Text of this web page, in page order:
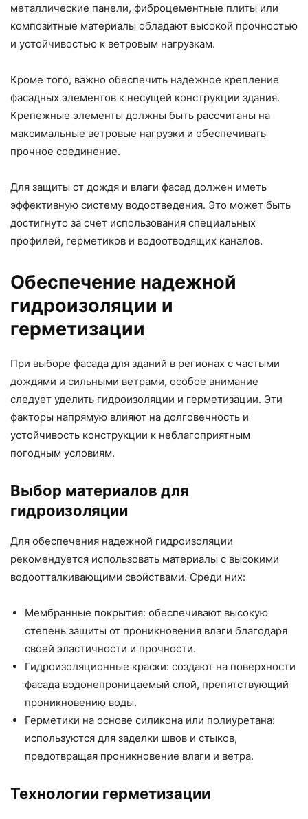
металлические панели, фиброцементные плиты или
композитные материалы обладают высокой прочностью
и устойчивостью к ветровым нагрузкам.
Кроме того, важно обеспечить надежное крепление
фасадных элементов к несущей конструкции здания.
Крепежные элементы должны быть рассчитаны на
максимальные ветровые нагрузки и обеспечивать
прочное соединение.
Для защиты от дождя и влаги фасад должен иметь
эффективную систему водоотведения. Это может быть
достигнуто за счет использования специальных
профилей, герметиков и водоотводящих каналов.
Обеспечение надежной
гидроизоляции и
герметизации
При выборе фасада для зданий в регионах с частыми
дождями и сильными ветрами, особое внимание
следует уделить гидроизоляции и герметизации. Эти
факторы напрямую влияют на долговечность и
устойчивость конструкции к неблагоприятным
погодным условиям.
Выбор материалов для
гидроизоляции
Для обеспечения надежной гидроизоляции
рекомендуется использовать материалы с высокими
водоотталкивающими свойствами. Среди них:
Мембранные покрытия: обеспечивают высокую
степень защиты от проникновения влаги благодаря
своей эластичности и прочности.
Гидроизоляционные краски: создают на поверхности
фасада водонепроницаемый слой, препятствующий
проникновению воды.
Герметики на основе силикона или полиуретана:
используются для заделки швов и стыков,
предотвращая проникновение влаги и ветра.
Технологии герметизации